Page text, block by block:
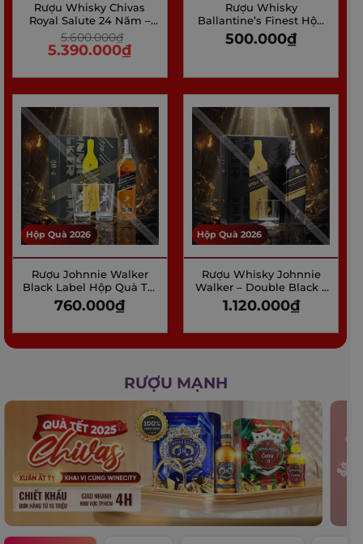
Rượu Whisky Chivas
Royal Salute 24 Năm –
Hộp Quà Tết 2026
5.600.000₫
5.390.000₫
Rượu Whisky
Ballantine’s Finest Hộp
quà Tết 2026
500.000₫
Hộp Quà 2026
Rượu Johnnie Walker
Black Label Hộp Quà Tết
2026
760.000₫
Hộp Quà 2026
Rượu Whisky Johnnie
Walker – Double Black –
Hộp quà tết 2026
1.120.000₫
RƯỢU MẠNH